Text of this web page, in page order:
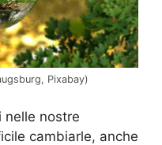
Pixabay)
nelle nostre
cambiarle, anche